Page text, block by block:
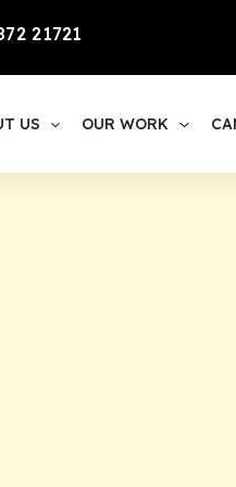
21721
US OUR WORK